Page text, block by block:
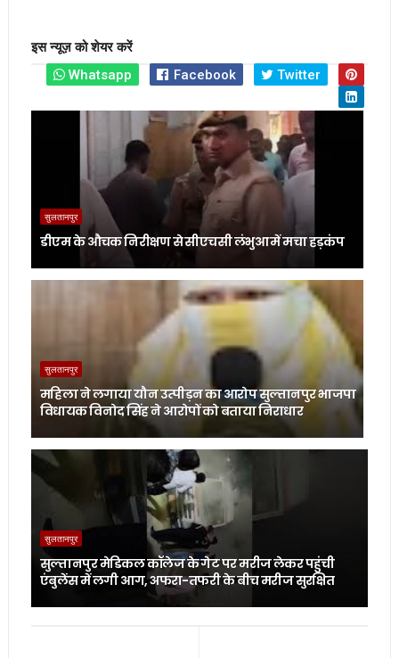
इस न्यूज़ को शेयर करें
Whatsapp
Facebook Twitter
सुलतानपुर
डीएम के औचक निरीक्षण से सीएचसी लंभुआ में मचा हड़कंप
सुलतानपुर
महिला ने लगाया यौन उत्पीड़न का आरोप सुल्तानपुर भाजपा
विधायक विनोद सिंह ने आरोपों को बताया निराधार
सुलतानपुर
सुल्तानपुर मेडिकल कॉलेज के गेट पर मरीज लेकर पहुंची
एंबुलेंस में लगी आग, अफरा-तफरी के बीच मरीज सुरक्षित